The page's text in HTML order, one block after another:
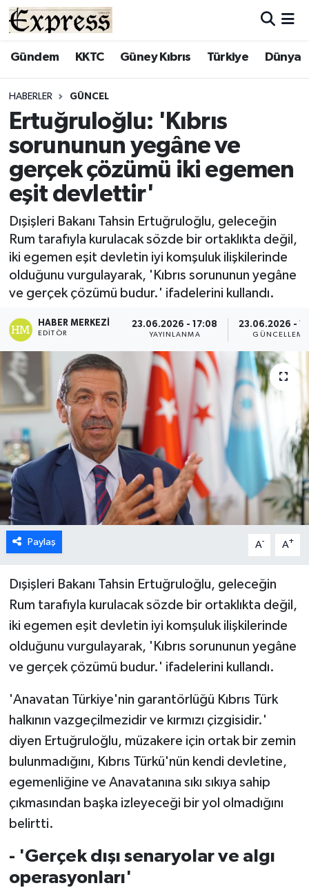
Gündem KKTC Güney Kıbrıs Türkiye Dünya
HABERLER GÜNCEL
Ertuğruloğlu: 'Kıbrıs
sorununun yegâne ve
gerçek çözümü iki egemen
eşit devlettir'
Dışişleri Bakanı Tahsin Ertuğruloğlu, geleceğin
Rum tarafıyla kurulacak sözde bir ortaklıkta değil,
iki egemen eşit devletin iyi komşuluk ilişkilerinde
olduğunu vurgulayarak, 'Kıbrıs sorununun yegâne
ve gerçek çözümü budur.' ifadelerini kullandı.
HABER MERKEZI
EDITÖR
23.06.2026 - 17:08
YAYINLANMA
23.06.2026 -
GÜNCELLEME
Paylaş A- A+
Dışişleri Bakanı Tahsin Ertuğruloğlu, geleceğin
Rum tarafıyla kurulacak sözde bir ortaklıkta değil,
iki egemen eşit devletin iyi komşuluk ilişkilerinde
olduğunu vurgulayarak, 'Kıbrıs sorununun yegâne
ve gerçek çözümü budur.' ifadelerini kullandı.
'Anavatan Türkiye'nin garantörlüğü Kıbrıs Türk
halkının vazgeçilmezidir ve kırmızı çizgisidir.'
diyen Ertuğruloğlu, müzakere için ortak bir zemin
bulunmadığını, Kıbrıs Türkü'nün kendi devletine,
egemenliğine ve Anavatanına sıkı sıkıya sahip
çıkmasından başka izleyeceği bir yol olmadığını
belirtti.
- 'Gerçek dışı senaryolar ve algı
operasyonları'
ALAYKÖY
BİLİM
ÇATALKÖY
DÜNYA
EĞİTİM
EKONOMİ
ENGLISH
ESENTEPE
GAZİMAĞUSA
GİRNE
GÜNDEM
GÜNEY KIBRIS
İÇ HABERLER
KÜLTÜR SANAT
LAPTA
LEFKOŞA
MAGAZİN
ÖZEL HABER
SAĞLIK
SİYASET
SPOR
TATLISU
Hava Durumu
Süper Lig Puan Durumu ve Fikstür
Tüm Manşetler
Son Dakika Haberleri
Haber Arşivi